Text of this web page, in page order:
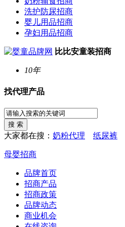
洗护防尿招商
婴儿用品招商
孕妇用品招商
比比安童装招商
10年
找代理产品
大家都在搜： 奶粉代理 纸尿裤
母婴招商
品牌首页
招商产品
招商政策
品牌动态
商业机会